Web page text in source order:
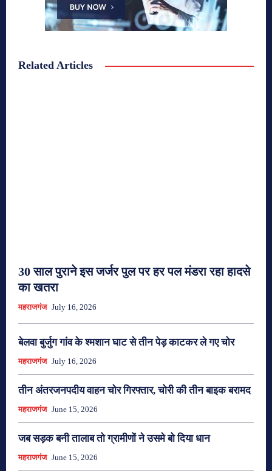
Related Articles
30 साल पुराने इस जर्जर पुल पर हर पल मंडरा रहा हादसे
का खतरा
महराजगंज July 16, 2026
बेलवा बुर्जुग गांव के श्मशान घाट से तीन पेड़ काटकर ले गए चोर
महराजगंज July 16, 2026
तीन अंतरजनपदीय वाहन चोर गिरफ्तार, चोरी की तीन बाइक बरामद
महराजगंज June 15, 2026
जब सड़क बनी तालाब तो ग्रामीणों ने उसमे बो दिया धान
महराजगंज June 15, 2026